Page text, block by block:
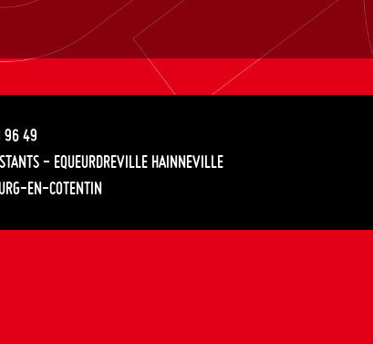
96 49
- EQUEURDREVILLE HAINNEVILLE
EN-COTENTIN